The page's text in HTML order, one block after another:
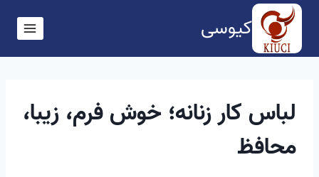
بازگشت
محتوا
کیوسی
لباس کار زنانه؛ خوش فرم، زیبا،
محافظ